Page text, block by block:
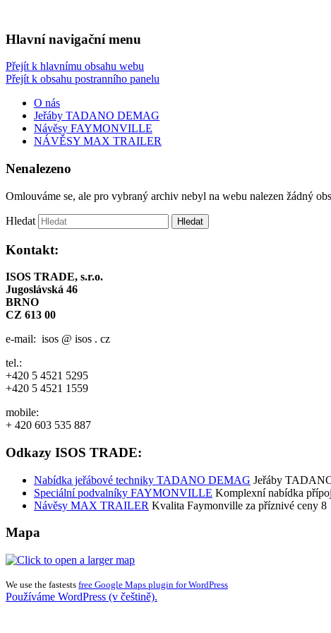
ISOS TRADE, s.r.o.
Hlavní navigační menu
Přejít k hlavnímu obsahu webu
Přejít k obsahu postranního panelu
O nás
Jeřáby TADANO DEMAG
Návěsy FAYMONVILLE
NÁVĚSY MAX TRAILER
Nenalezeno
Omlouváme se, ale pro vybraný archiv nebyl na webu nalezen žádný
Hledat
Kontakt:
ISOS TRADE, s.r.o.
Jugoslávská 46
BRNO
CZ 613 00
e-mail: isos @ isos . cz
tel.:
+420 5 4521 5295
+420 5 4521 1559
mobile:
+ 420 603 535 887
Odkazy ISOS TRADE:
Nabídka jeřábové techniky TADANO DEMAG Jeřáby
Speciální podvalníky FAYMONVILLE Komplexní nabídka
Návěsy MAX TRAILER Kvalita Faymonville za příznivé ceny 8
Mapa
We use the fastests free Google Maps plugin for WordPress
Používáme WordPress (v češtině).